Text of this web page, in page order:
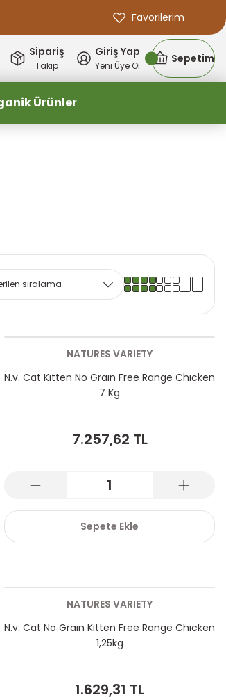
Favorilerim
Sipariş
Takip
Giriş Yap
Yeni Üye Ol
Sepetim
Ürünler
NATURES VARIETY
N.v. Cat Kıtten No Graın Free Range Chıcken
7 Kg
7.257,62 TL
Sepete Ekle
NATURES VARIETY
N.v. Cat No Graın Kıtten Free Range Chıcken
1,25kg
1.629,31 TL